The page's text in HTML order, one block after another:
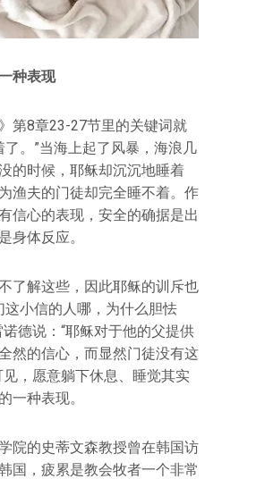
种表现
第8章23-27节里的关键词就
了。”当海上起了风暴，海浪几
的时候，耶稣却沉沉地睡着
渔夫的门徒却完全睡不着。作
信心的表现，安全的确据是出
身体反应。
了解这些，因此耶稣的训斥也
这小信的人哪，为什么胆怯
诺德说：“耶稣对于他的父提供
然的信心，而显然门徒没有这
见，愿意躺下休息、睡觉其实
一种表现。
院的史蒂文森教授曾在韩国访
国，疲累是教会牧者一个非常